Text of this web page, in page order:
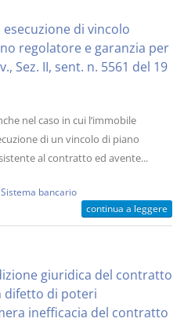
di vincolo
regolatore e garanzia per
Sez. II, sent. n. 5561 del 19
nel caso in cui l’immobile
di un vincolo di piano
al contratto ed avente...
Sistema bancario
continua a leggere
giuridica del contratto
difetto di poteri
inefficacia del contratto